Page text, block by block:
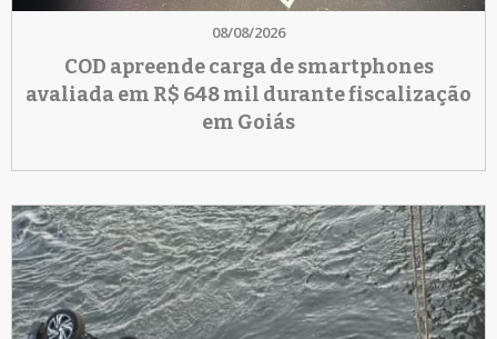
08/08/2026
COD apreende carga de smartphones
avaliada em R$ 648 mil durante fiscalização
em Goiás